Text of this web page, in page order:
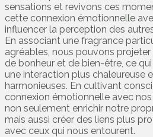
sensations et revivons ces
cette connexion émotionnelle
influencer la perception des
En associant une fragrance
agréables, nous pouvons projeter
de bonheur et de bien-être, ce
une interaction plus chaleureuse
harmonieuses. En cultivant
connexion émotionnelle avec
non seulement enrichir notre
mais aussi créer des liens plus
avec ceux qui nous entourent.